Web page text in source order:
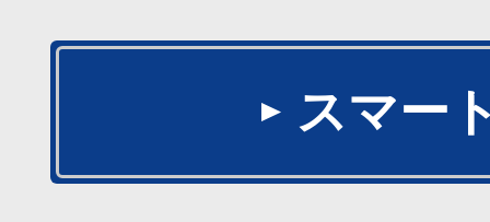
スマー